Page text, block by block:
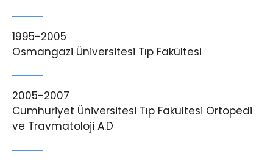
1995-2005
Osmangazi Üniversitesi Tıp Fakültesi
2005-2007
Cumhuriyet Üniversitesi Tıp Fakültesi Ortopedi
ve Travmatoloji A.D